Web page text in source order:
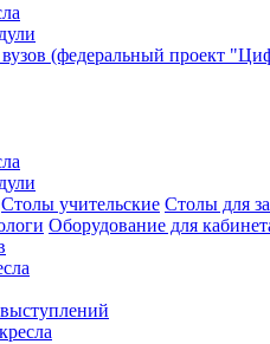
(федеральный проект
Столы учительские Столы для
Оборудование для